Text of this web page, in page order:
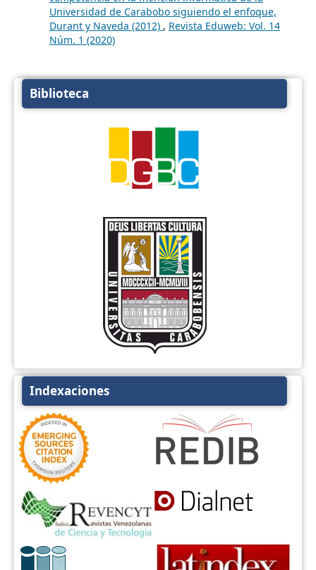
Universidad de Carabobo siguiendo el enfoque,
Durant y Naveda (2012) , Revista Eduweb: Vol. 14
Núm. 1 (2020)
Biblioteca
Indexaciones